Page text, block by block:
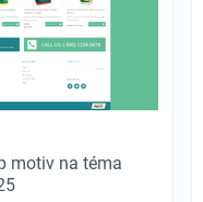
motiv na téma